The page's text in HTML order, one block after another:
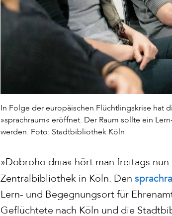
In Folge der europäischen Flüchtlingskrise hat
»sprachraum« eröffnet. Der Raum sollte ein
werden. Foto: Stadtbibliothek Köln
»Dobroho dnia« hört man freitags
Zentralbibliothek in Köln. Den
Lern- und Begegnungsort für
Geflüchtete nach Köln und die